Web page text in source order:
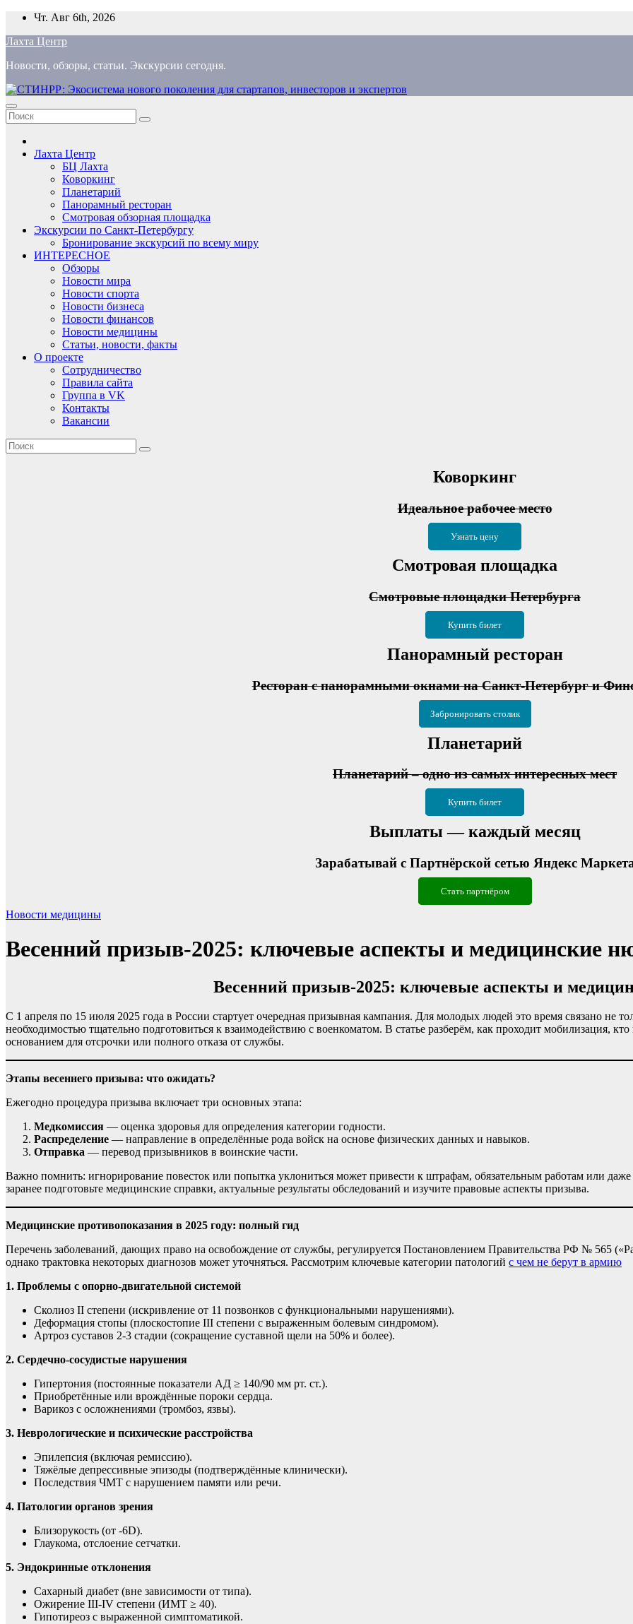
Перейти
содержимому
Чт. Авг 6th, 2026
Лахта Центр
Новости, обзоры, статьи. Экскурсии сегодня.
Лахта Центр
БЦ Лахта
Коворкинг
Планетарий
Панорамный ресторан
Смотровая обзорная площадка
Экскурсии по Санкт-Петербургу
Бронирование экскурсий по всему миру
ИНТЕРЕСНОЕ
Обзоры
Новости мира
Новости спорта
Новости бизнеса
Новости финансов
Новости медицины
Статьи, новости, факты
О проекте
Сотрудничество
Правила сайта
Группа в VK
Контакты
Вакансии
Коворкинг
Идеальное рабочее место
Узнать цену
Смотровая площадка
Смотровые площадки Петербурга
Купить билет
Панорамный ресторан
Ресторан с панорамными окнами на Санкт-Петербург и
Забронировать столик
Планетарий
Планетарий – одно из самых интересных мест
Купить билет
Выплаты — каждый месяц
Зарабатывай с Партнёрской сетью Яндекс
Стать партнёром
Новости медицины
Весенний призыв-2025: ключевые аспекты и медицинские
Весенний призыв-2025: ключевые аспекты и
С 1 апреля по 15 июля 2025 года в России стартует очередная призывная кампания. Для молодых людей это время связано не
необходимостью тщательно подготовиться к взаимодействию с военкоматом. В статье разберём, как проходит мобилизация,
основанием для отсрочки или полного отказа от службы.
Этапы весеннего призыва: что ожидать?
Ежегодно процедура призыва включает три основных этапа:
Медкомиссия — оценка здоровья для определения категории годности.
Распределение — направление в определённые рода войск на основе физических данных и навыков.
Отправка — перевод призывников в воинские части.
Важно помнить: игнорирование повесток или попытка уклониться может привести к штрафам, обязательным работам или
заранее подготовьте медицинские справки, актуальные результаты обследований и изучите правовые аспекты призыва.
Медицинские противопоказания в 2025 году: полный гид
Перечень заболеваний, дающих право на освобождение от службы, регулируется Постановлением Правительства РФ № 565
однако трактовка некоторых диагнозов может уточняться. Рассмотрим ключевые категории патологий с чем не берут в армию
1. Проблемы с опорно-двигательной системой
Сколиоз II степени (искривление от 11 позвонков с функциональными нарушениями).
Деформация стопы (плоскостопие III степени с выраженным болевым синдромом).
Артроз суставов 2-3 стадии (сокращение суставной щели на 50% и более).
2. Сердечно-сосудистые нарушения
Гипертония (постоянные показатели АД ≥ 140/90 мм рт. ст.).
Приобретённые или врождённые пороки сердца.
Варикоз с осложнениями (тромбоз, язвы).
3. Неврологические и психические расстройства
Эпилепсия (включая ремиссию).
Тяжёлые депрессивные эпизоды (подтверждённые клинически).
Последствия ЧМТ с нарушением памяти или речи.
4. Патологии органов зрения
Близорукость (от -6D).
Глаукома, отслоение сетчатки.
5. Эндокринные отклонения
Сахарный диабет (вне зависимости от типа).
Ожирение III-IV степени (ИМТ ≥ 40).
Гипотиреоз с выраженной симптоматикой.